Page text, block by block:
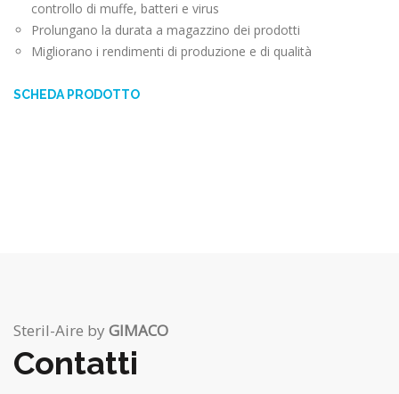
controllo di muffe, batteri e virus
Prolungano la durata a magazzino dei prodotti
Migliorano i rendimenti di produzione e di qualità
SCHEDA PRODOTTO
Steril-Aire by GIMACO
Contatti